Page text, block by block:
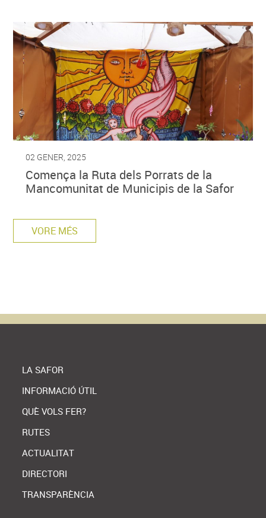
02 GENER, 2025
Comença la Ruta dels Porrats de la
Mancomunitat de Municipis de la Safor
VORE MÉS
LA SAFOR
INFORMACIÓ ÚTIL
QUÈ VOLS FER?
RUTES
ACTUALITAT
DIRECTORI
TRANSPARÈNCIA